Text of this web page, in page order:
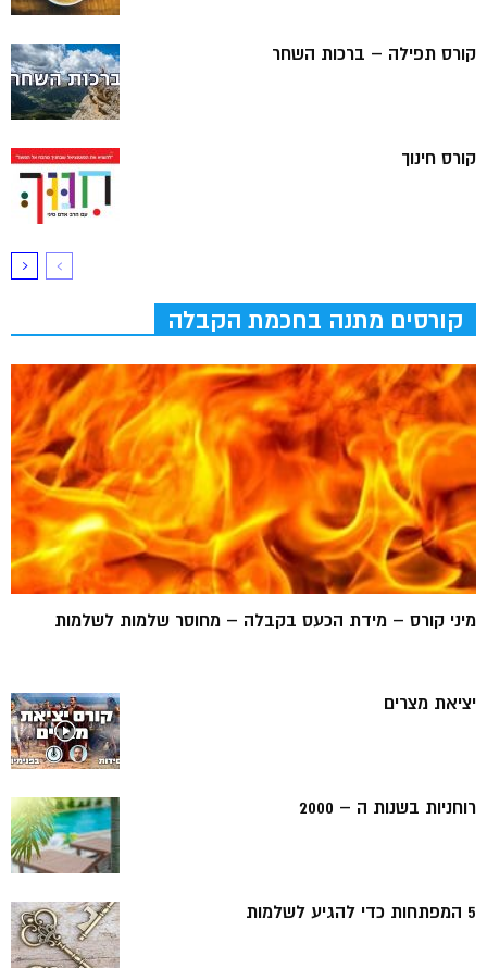
קורס תפילה – ברכות השחר
קורס חינוך
קורסים מתנה בחכמת הקבלה
מיני קורס – מידת הכעס בקבלה – מחוסר שלמות לשלמות
יציאת מצרים
רוחניות בשנות ה – 2000
5 המפתחות כדי להגיע לשלמות